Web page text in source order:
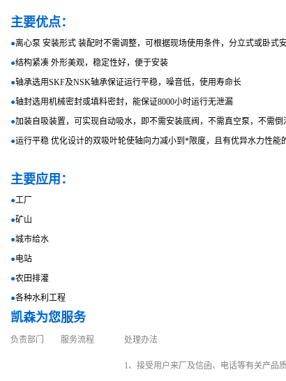
主要优点：
●离心泵 安装形式 装配时不需调整，可根据现场使用条件，分立式或卧式
●结构紧凑 外形美观，稳定性好，便于安装
●轴承选用SKF及NSK轴承保证运行平稳，噪音低，使用寿命长
●轴封选用机械密封或填料密封，能保证8000小时运行无泄漏
●加装自吸装置，可实现自动吸水，即不需安装底阀，不需真空泵，不需
●运行平稳 优化设计的双吸叶轮使轴向力减小到*限度，且有优异水力性
主要应用：
●工厂
●矿山
●城市给水
●电站
●农田排灌
●各种水利工程
凯森为您服务
负责部门 服务流程 处理办法
1、接受用户来厂及信函、电话等有关产品质